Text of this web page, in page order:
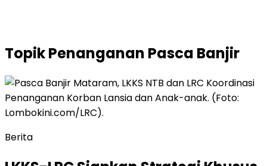
TopikPenanganan Pasca Banjir
Berita